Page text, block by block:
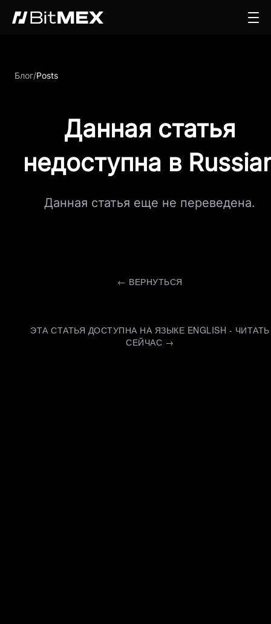
Блог/Posts
Данная статья
недоступна в
Данная статья еще не переведена.
← ВЕРНУТЬСЯ
ЭТА СТАТЬЯ ДОСТУПНА НА ЯЗЫКЕ ENGLISH - ЧИТАТЬ
СЕЙЧАС →